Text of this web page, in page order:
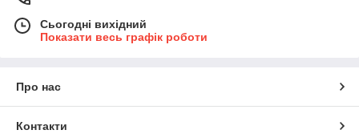
Сьогодні вихідний
Показати весь графік роботи
Про нас
Контакти